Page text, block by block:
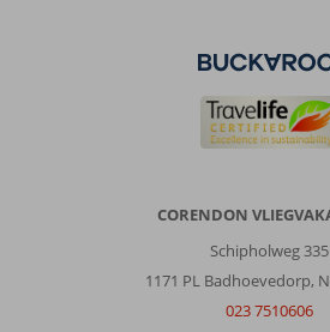
CORENDON
Schipholweg 335
1171 PL Badhoevedorp,
023 7510606